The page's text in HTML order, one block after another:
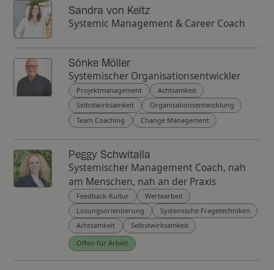
Sandra von Keitz
Systemic Management & Career Coach
Sönke Möller
Systemischer Organisationsentwickler
Projektmanagement
Achtsamkeit
Selbstwirksamkeit
Organisationsentwicklung
Team Coaching
Change Management
Peggy Schwitalla
Systemischer Management Coach, nah
am Menschen, nah an der Praxis
Feedback-Kultur
Wertearbeit
Lösungsorientierung
Systemische Fragetechniken
Achtsamkeit
Selbstwirksamkeit
Offen für Arbeit